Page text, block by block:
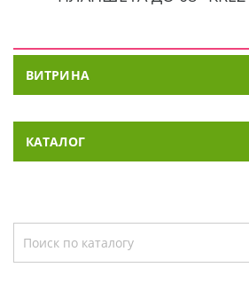
ВИТРИНА
КАТАЛОГ